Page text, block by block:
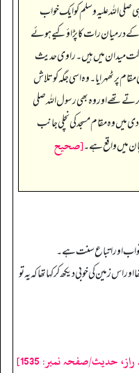
اللہ علیہ وسلم کو ایک خواب
کے درمیان رات کا پڑاؤ کیے ہوئے
میدان میں ہیں۔ راوی حدیث
پر ٹھہرایا۔ وہ اسی جگہ کو تلاش
تھے اور وہ بھی رسول اللہ صلی
میں وہ مقام مسجد کی نچلی جانب
میں واقع ہے۔[صحيح
ثواب اور اتباع سنت ہے۔
اس زمین کی خوبی دیکھ کر کہا تھاکہ یہ تو
حدیث/صفحہ نمبر: 1535]